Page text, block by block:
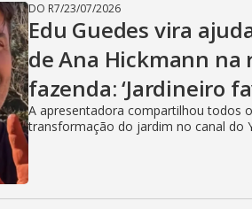
DO R7/23/07/2026
Edu Guedes vira
de Ana Hickmann na
fazenda: ‘Jardineiro
A apresentadora compartilhou todos
transformação do jardim no canal do